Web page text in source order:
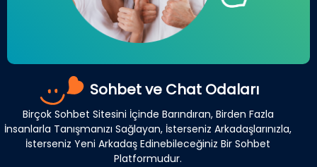
Sohbet ve Chat Odaları
Birçok Sohbet Sitesini İçinde Barındıran, Birden Fazla
İnsanlarla Tanışmanızı Sağlayan, İsterseniz Arkadaşlarınızla,
İsterseniz Yeni Arkadaş Edinebileceğiniz Bir Sohbet
Platformudur.